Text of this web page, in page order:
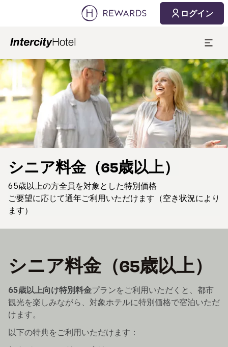
ログイン
スライド1 1
シニア料金（65歳以上）
65歳以上の方全員を対象とした特別価格
ご要望に応じて通年ご利用いただけます（空き状況により
ます）
シニア料金（65歳以上）
65歳以上向け特別料金プランをご利用いただくと、都市
観光を楽しみながら、対象ホテルに特別価格で宿泊いただ
けます。
以下の特典をご利用いただけます：